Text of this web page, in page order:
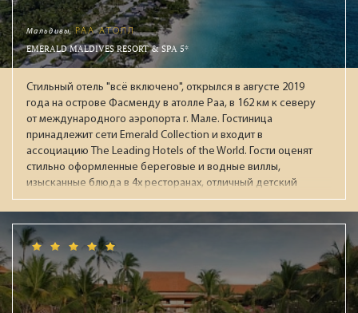
артистами. В "Ультра Всё включено" входят брендовые
напитки мировых производителей: виски, коньяки,
мартини, водка, джины, ромы и ликеры. На пляже целый
день мороженное, вафли, фрукты. За номерами
взыскательной публики.
Мальдивы,РАА АТОЛЛ
EMERALD MALDIVES RESORT & SPA 5*
Стильный отель "всё включено", открылся в августе 2019
года на острове Фасменду в атолле Раа, в 162 км к северу
от международного аэропорта г. Мале. Гостиница
принадлежит сети Emerald Collection и входит в
ассоциацию The Leading Hotels of the World. Гости оценят
стильно оформленные береговые и водные виллы,
изысканные блюда в 4х ресторанах, отличный детский
клуб с большой территорией, широкие возможности для
активного отдыха, хороший песчаный пляж и живой
красивый риф.